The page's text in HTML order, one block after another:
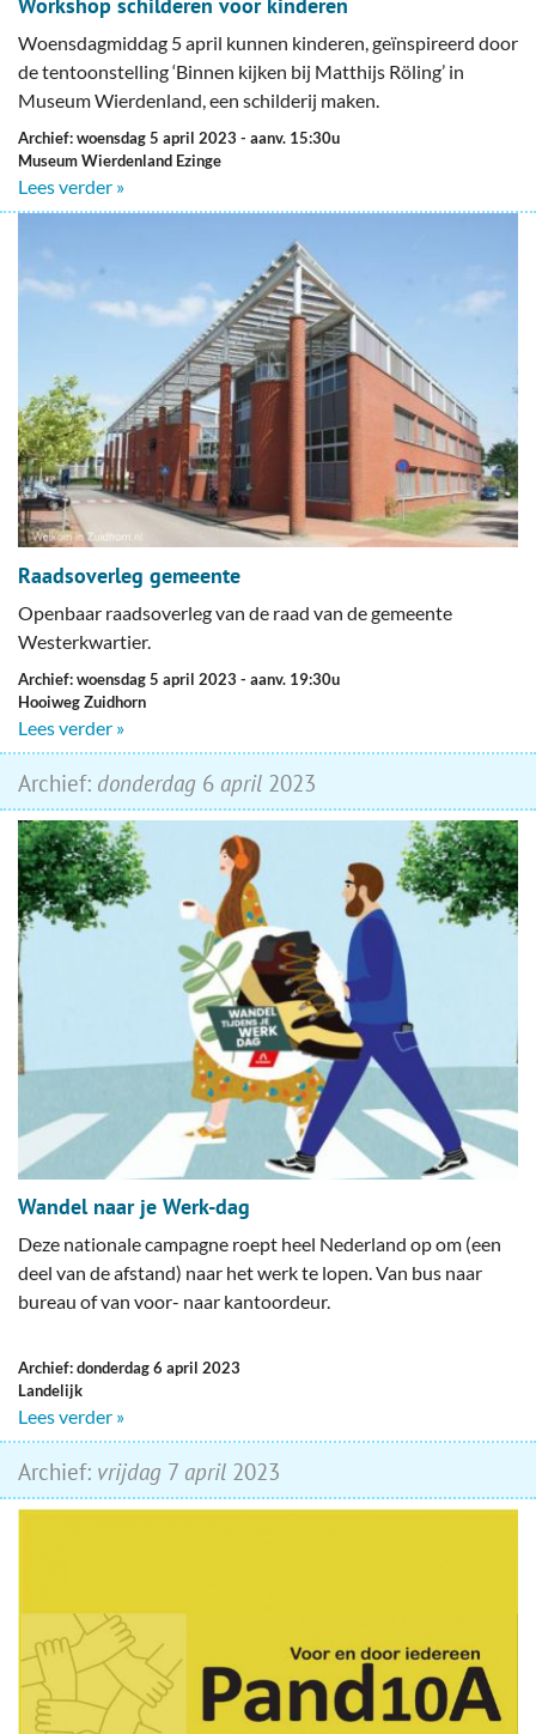
Workshop schilderen voor kinderen
Woensdagmiddag 5 april kunnen kinderen, geïnspireerd door
de tentoonstelling ‘Binnen kijken bij Matthijs Röling’ in
Museum Wierdenland, een schilderij maken.
Archief: woensdag 5 april 2023 - aanv. 15:30u
Museum Wierdenland Ezinge
Lees verder »
Raadsoverleg gemeente
Openbaar raadsoverleg van de raad van de gemeente
Westerkwartier.
Archief: woensdag 5 april 2023 - aanv. 19:30u
Hooiweg Zuidhorn
Lees verder »
Archief: donderdag 6 april 2023
Wandel naar je Werk-dag
Deze nationale campagne roept heel Nederland op om (een
deel van de afstand) naar het werk te lopen. Van bus naar
bureau of van voor- naar kantoordeur.
Archief: donderdag 6 april 2023
Landelijk
Lees verder »
Archief: vrijdag 7 april 2023